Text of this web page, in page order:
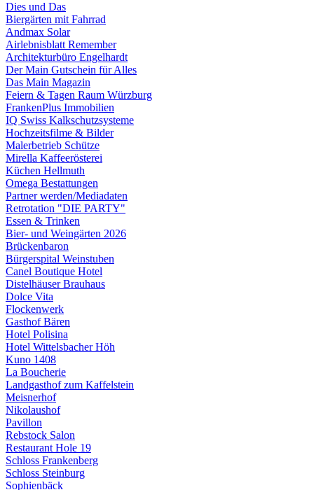
Dies und Das
Biergärten mit Fahrrad
Andmax Solar
Airlebnisblatt Remember
Architekturbüro Engelhardt
Der Main Gutschein für Alles
Das Main Magazin
Feiern & Tagen Raum Würzburg
FrankenPlus Immobilien
IQ Swiss Kalkschutzsysteme
Hochzeitsfilme & Bilder
Malerbetrieb Schütze
Mirella Kaffeerösterei
Küchen Hellmuth
Omega Bestattungen
Partner werden/Mediadaten
Retrotation "DIE PARTY"
Essen & Trinken
Bier- und Weingärten 2026
Brückenbaron
Bürgerspital Weinstuben
Canel Boutique Hotel
Distelhäuser Brauhaus
Dolce Vita
Flockenwerk
Gasthof Bären
Hotel Polisina
Hotel Wittelsbacher Höh
Kuno 1408
La Boucherie
Landgasthof zum Kaffelstein
Meisnerhof
Nikolaushof
Pavillon
Rebstock Salon
Restaurant Hole 19
Schloss Frankenberg
Schloss Steinburg
Sophienbäck